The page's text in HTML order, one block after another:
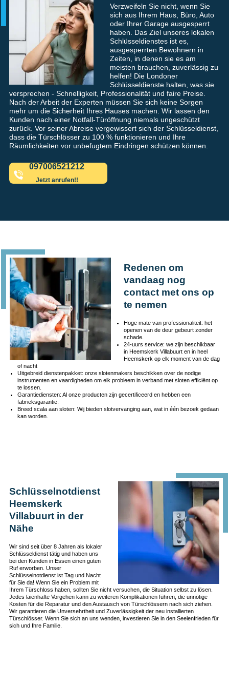
Verzweifeln Sie nicht, wenn Sie
sich aus Ihrem Haus, Büro, Auto
oder Ihrer Garage ausgesperrt
haben. Das Ziel unseres lokalen
Schlüsseldienstes ist es,
ausgesperrten Bewohnern in
Zeiten, in denen sie es am
meisten brauchen, zuverlässig zu
helfen! Die Londoner
Schlüsseldienste halten, was sie
versprechen - Schnelligkeit, Professionalität und faire Preise.
Nach der Arbeit der Experten müssen Sie sich keine Sorgen
mehr um die Sicherheit Ihres Hauses machen. Wir lassen den
Kunden nach einer Notfall-Türöffnung niemals ungeschützt
zurück. Vor seiner Abreise vergewissert sich der Schlüsseldienst,
dass die Türschlösser zu 100 % funktionieren und Ihre
Räumlichkeiten vor unbefugtem Eindringen schützen können.
097006521212
Jetzt anrufen!!
Redenen om
vandaag nog
contact met ons op
te nemen
Hoge mate van professionaliteit: het
openen van de deur gebeurt zonder
schade.
24-uurs service: we zijn beschikbaar
in Heemskerk Villabuurt en in heel
Heemskerk op elk moment van de dag
of nacht
Uitgebreid dienstenpakket: onze slotenmakers beschikken over de nodige
instrumenten en vaardigheden om elk probleem in verband met sloten efficiënt op
te lossen.
Garantiediensten: Al onze producten zijn gecertificeerd en hebben een
fabrieksgarantie.
Breed scala aan sloten: Wij bieden slotvervanging aan, wat in één bezoek gedaan
kan worden.
Schlüsselnotdienst
Heemskerk
Villabuurt in der
Nähe
Wir sind seit über 8 Jahren als lokaler
Schlüsseldienst tätig und haben uns
bei den Kunden in Essen einen guten
Ruf erworben. Unser
Schlüsselnotdienst ist Tag und Nacht
für Sie da! Wenn Sie ein Problem mit
Ihrem Türschloss haben, sollten Sie nicht versuchen, die Situation selbst zu lösen.
Jedes laienhafte Vorgehen kann zu weiteren Komplikationen führen, die unnötige
Kosten für die Reparatur und den Austausch von Türschlössern nach sich ziehen.
Wir garantieren die Unversehrtheit und Zuverlässigkeit der neu installierten
Türschlösser. Wenn Sie sich an uns wenden, investieren Sie in den Seelenfrieden für
sich und Ihre Familie.